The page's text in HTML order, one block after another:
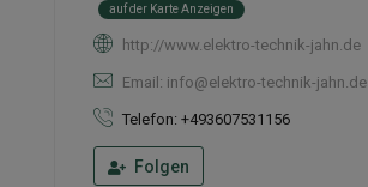
auf der Karte Anzeigen
http://www.elektro-technik-jahn.de
Email: info@elektro-technik-jahn.de
Telefon: +493607531156
Folgen